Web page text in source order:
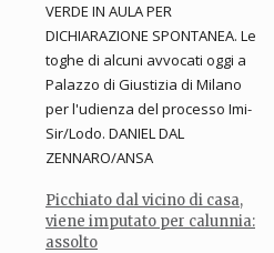
VERDE IN AULA PER
DICHIARAZIONE SPONTANEA. Le
toghe di alcuni avvocati oggi a
Palazzo di Giustizia di Milano
per l'udienza del processo Imi-
Sir/Lodo. DANIEL DAL
ZENNARO/ANSA
Picchiato dal vicino di casa,
viene imputato per calunnia:
assolto